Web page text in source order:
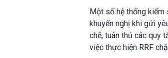
Một số hệ thống kiểm
khuyến nghị khi gửi
chẽ, tuân thủ các quy
việc thực hiện RRF